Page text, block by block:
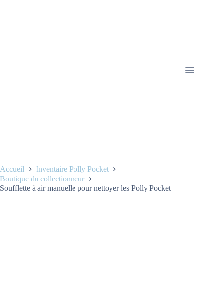
Accueil
Inventaire Polly Pocket
Boutique du collectionneur
Soufflette à air manuelle pour nettoyer les Polly Pocket